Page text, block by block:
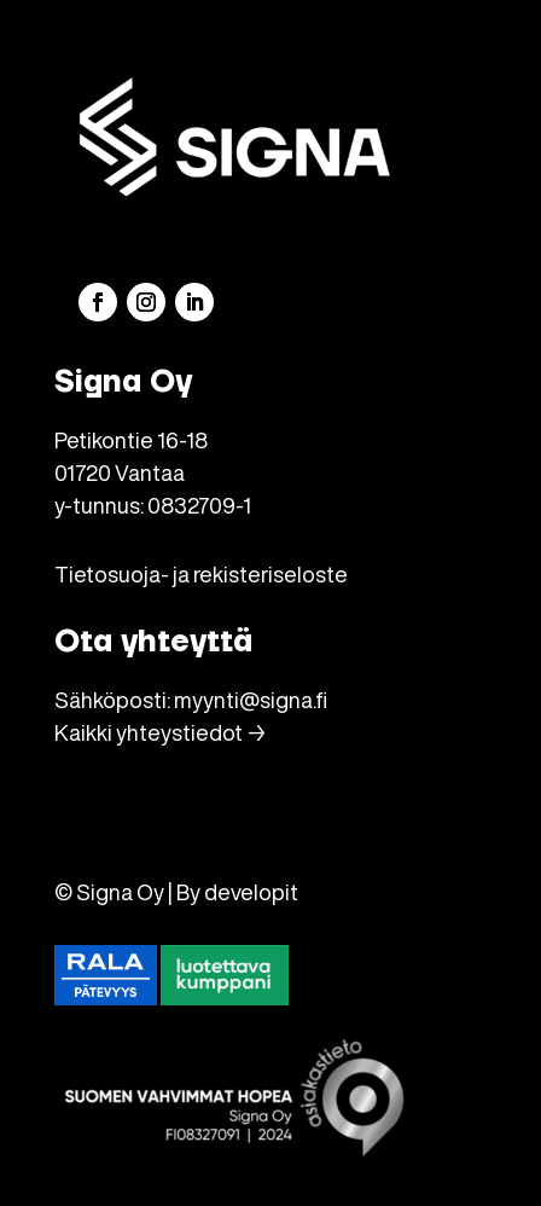
Signa Oy
Petikontie 16-18
01720 Vantaa
y-tunnus: 0832709-1
Tietosuoja- ja rekisteriseloste
Ota yhteyttä
Sähköposti: myynti@signa.fi
Kaikki yhteystiedot →
© Signa Oy | By developit